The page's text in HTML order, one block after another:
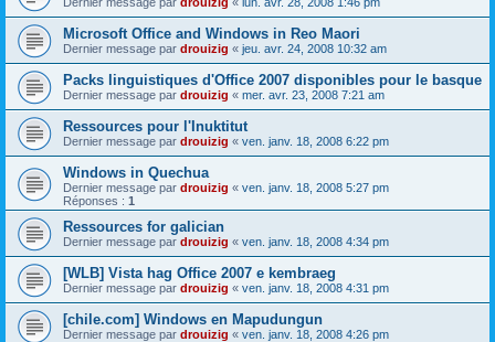
Microsoft Office and Windows in Reo Maori
Dernier message par drouizig « jeu. avr. 24, 2008 10:32 am
Packs linguistiques d'Office 2007 disponibles pour le basque
Dernier message par drouizig « mer. avr. 23, 2008 7:21 am
Ressources pour l'Inuktitut
Dernier message par drouizig « ven. janv. 18, 2008 6:22 pm
Windows in Quechua
Dernier message par drouizig « ven. janv. 18, 2008 5:27 pm
Réponses : 1
Ressources for galician
Dernier message par drouizig « ven. janv. 18, 2008 4:34 pm
[WLB] Vista hag Office 2007 e kembraeg
Dernier message par drouizig « ven. janv. 18, 2008 4:31 pm
[chile.com] Windows en Mapudungun
Dernier message par drouizig « ven. janv. 18, 2008 4:26 pm